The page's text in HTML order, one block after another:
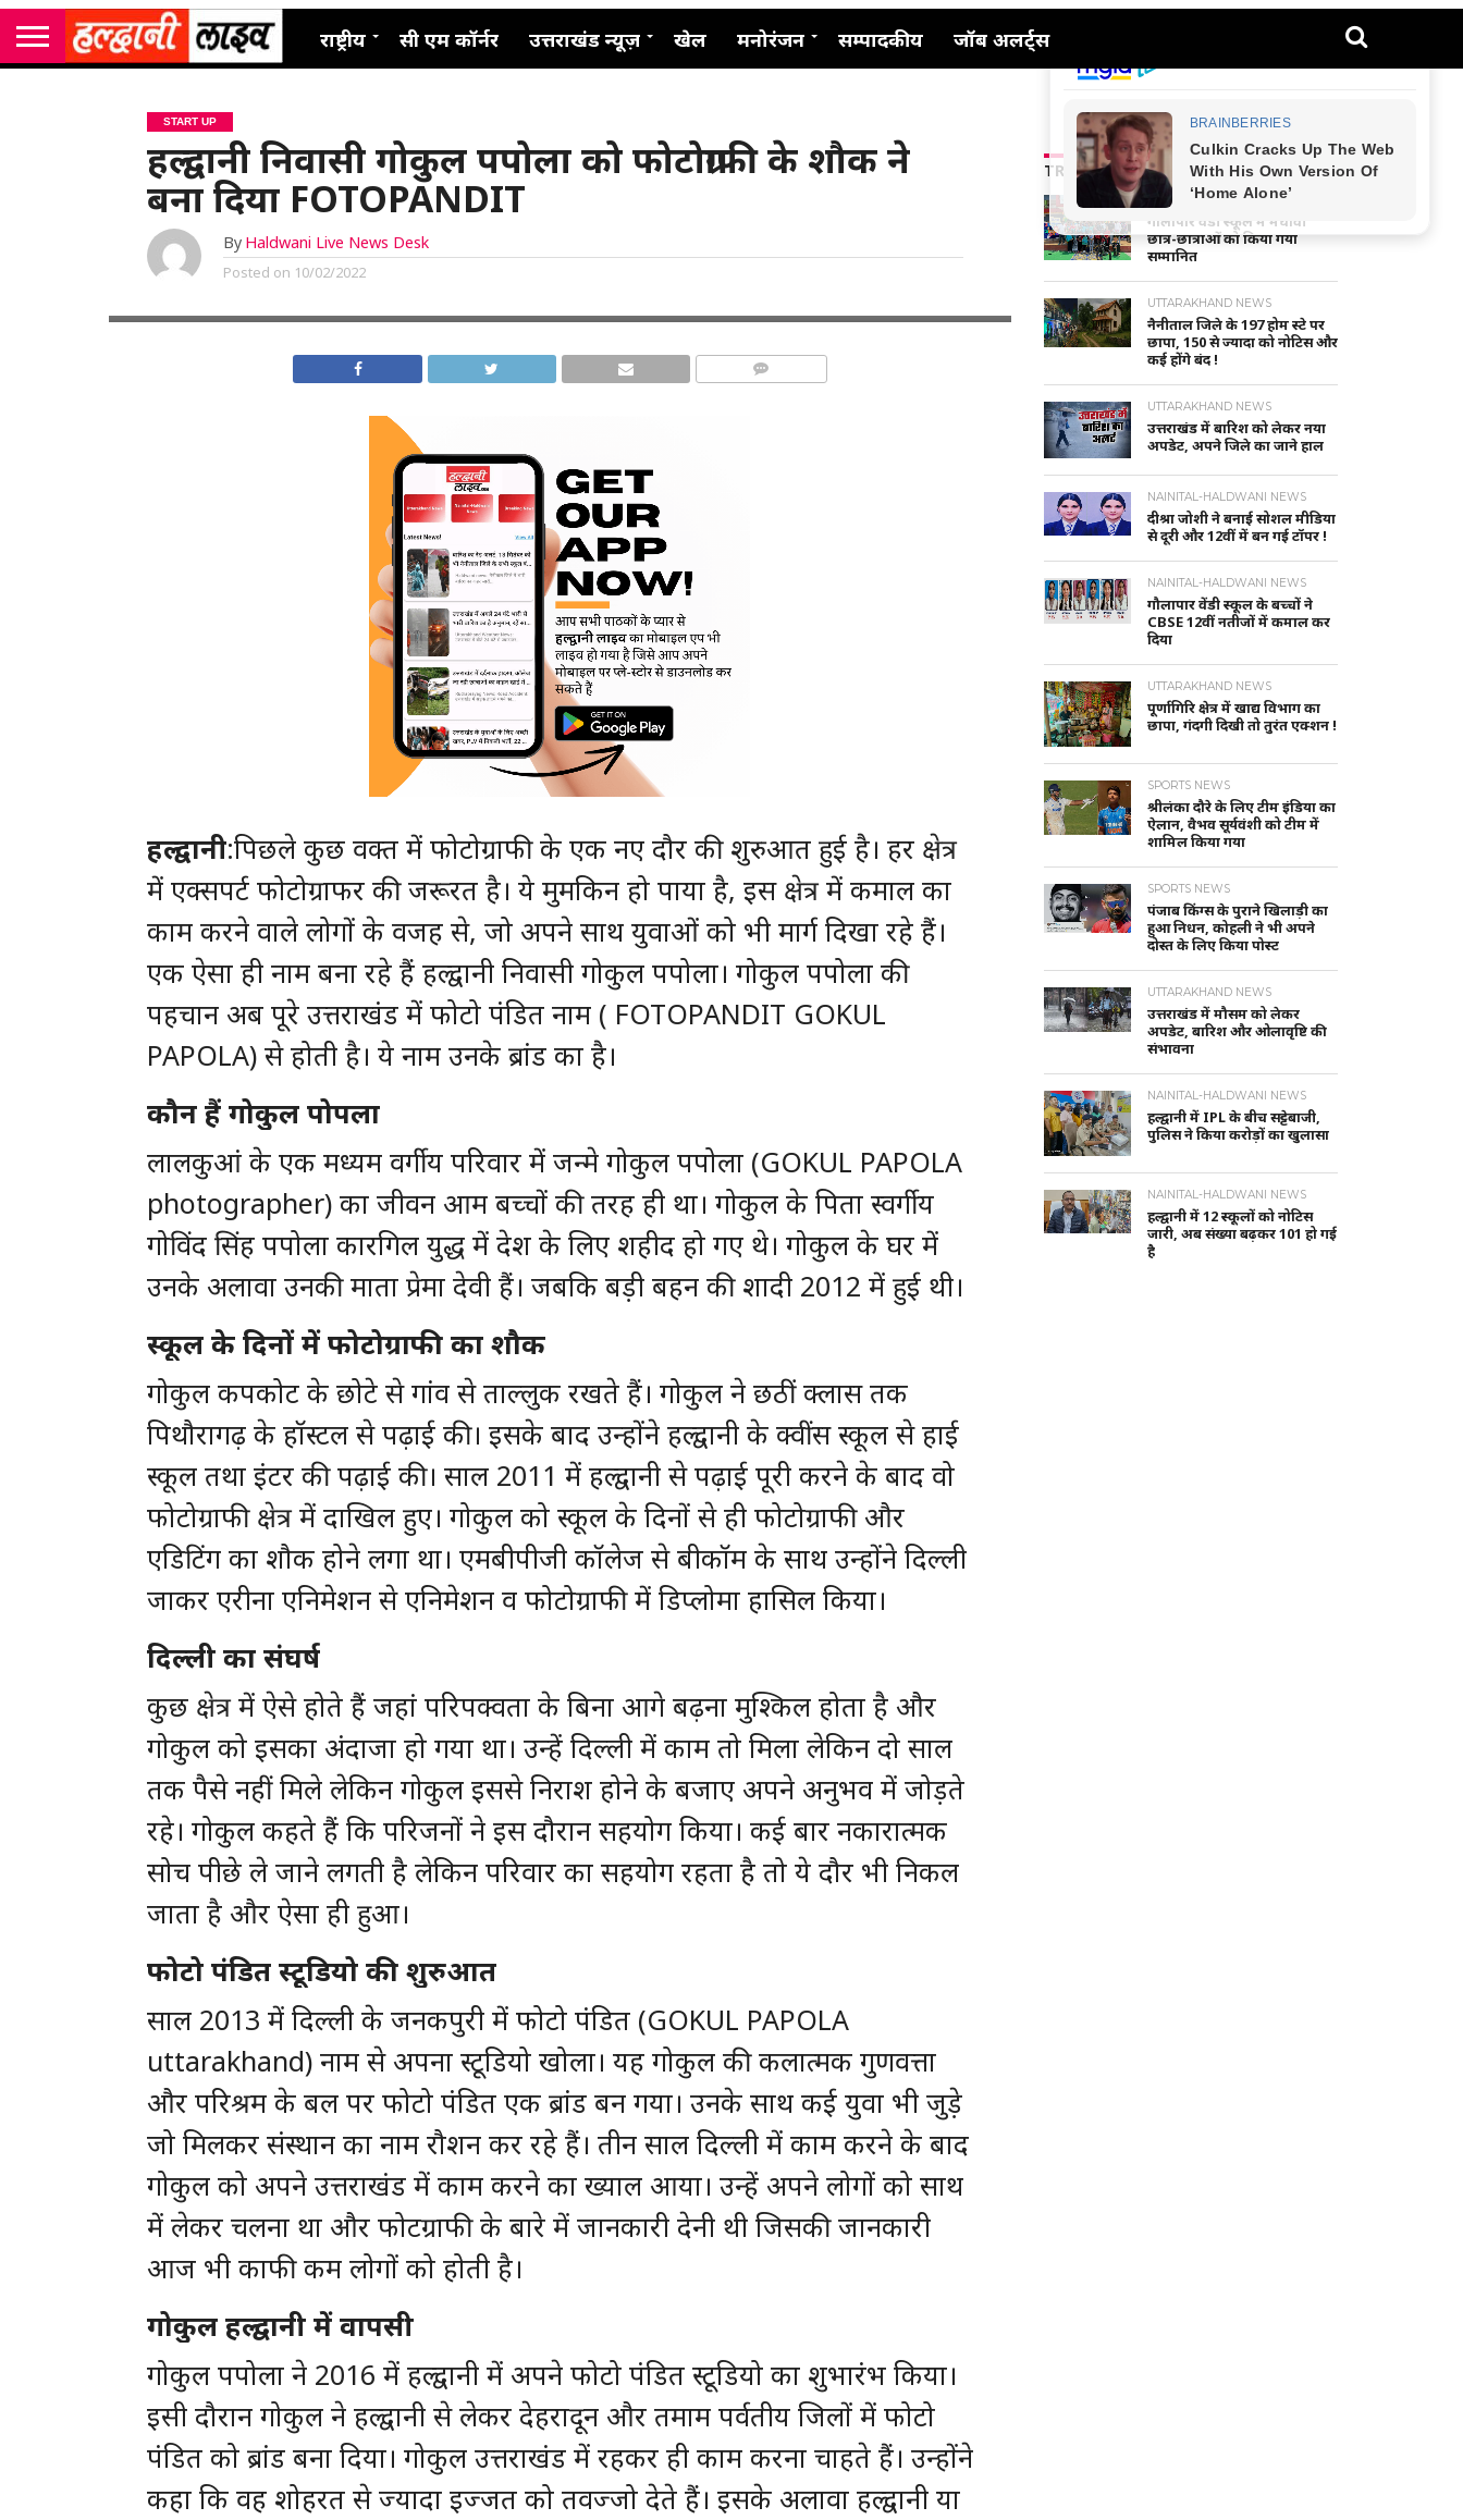
राष्ट्रीय सी एम कॉर्नर उत्तराखंड न्यूज़ खेल मनोरंजन सम्पादकीय जॉब अलर्ट्स
START UP
हल्द्वानी निवासी गोकुल पपोला को फोटोग्राफी के शौक ने
बना दिया FOTOPANDIT
By Haldwani Live News Desk
Posted on 10/02/2022
हल्द्वानी:पिछले कुछ वक्त में फोटोग्राफी के एक नए दौर की शुरुआत हुई है। हर क्षेत्र
में एक्सपर्ट फोटोग्राफर की जरूरत है। ये मुमकिन हो पाया है, इस क्षेत्र में कमाल का
काम करने वाले लोगों के वजह से, जो अपने साथ युवाओं को भी मार्ग दिखा रहे हैं।
एक ऐसा ही नाम बना रहे हैं हल्द्वानी निवासी गोकुल पपोला। गोकुल पपोला की
पहचान अब पूरे उत्तराखंड में फोटो पंडित नाम ( FOTOPANDIT GOKUL
PAPOLA) से होती है। ये नाम उनके ब्रांड का है।
कौन हैं गोकुल पोपला
लालकुआं के एक मध्यम वर्गीय परिवार में जन्मे गोकुल पपोला (GOKUL PAPOLA
photographer) का जीवन आम बच्चों की तरह ही था। गोकुल के पिता स्वर्गीय
गोविंद सिंह पपोला कारगिल युद्ध में देश के लिए शहीद हो गए थे। गोकुल के घर में
उनके अलावा उनकी माता प्रेमा देवी हैं। जबकि बड़ी बहन की शादी 2012 में हुई थी।
स्कूल के दिनों में फोटोग्राफी का शौक
गोकुल कपकोट के छोटे से गांव से ताल्लुक रखते हैं। गोकुल ने छठीं क्लास तक
पिथौरागढ़ के हॉस्टल से पढ़ाई की। इसके बाद उन्होंने हल्द्वानी के क्वींस स्कूल से हाई
स्कूल तथा इंटर की पढ़ाई की। साल 2011 में हल्द्वानी से पढ़ाई पूरी करने के बाद वो
फोटोग्राफी क्षेत्र में दाखिल हुए। गोकुल को स्कूल के दिनों से ही फोटोग्राफी और
एडिटिंग का शौक होने लगा था। एमबीपीजी कॉलेज से बीकॉम के साथ उन्होंने दिल्ली
जाकर एरीना एनिमेशन से एनिमेशन व फोटोग्राफी में डिप्लोमा हासिल किया।
दिल्ली का संघर्ष
कुछ क्षेत्र में ऐसे होते हैं जहां परिपक्वता के बिना आगे बढ़ना मुश्किल होता है और
गोकुल को इसका अंदाजा हो गया था। उन्हें दिल्ली में काम तो मिला लेकिन दो साल
तक पैसे नहीं मिले लेकिन गोकुल इससे निराश होने के बजाए अपने अनुभव में जोड़ते
रहे। गोकुल कहते हैं कि परिजनों ने इस दौरान सहयोग किया। कई बार नकारात्मक
सोच पीछे ले जाने लगती है लेकिन परिवार का सहयोग रहता है तो ये दौर भी निकल
जाता है और ऐसा ही हुआ।
फोटो पंडित स्टूडियो की शुरुआत
साल 2013 में दिल्ली के जनकपुरी में फोटो पंडित (GOKUL PAPOLA
uttarakhand) नाम से अपना स्टूडियो खोला। यह गोकुल की कलात्मक गुणवत्ता
और परिश्रम के बल पर फोटो पंडित एक ब्रांड बन गया। उनके साथ कई युवा भी जुड़े
जो मिलकर संस्थान का नाम रौशन कर रहे हैं। तीन साल दिल्ली में काम करने के बाद
गोकुल को अपने उत्तराखंड में काम करने का ख्याल आया। उन्हें अपने लोगों को साथ
में लेकर चलना था और फोटग्राफी के बारे में जानकारी देनी थी जिसकी जानकारी
आज भी काफी कम लोगों को होती है।
गोकुल हल्द्वानी में वापसी
गोकुल पपोला ने 2016 में हल्द्वानी में अपने फोटो पंडित स्टूडियो का शुभारंभ किया।
इसी दौरान गोकुल ने हल्द्वानी से लेकर देहरादून और तमाम पर्वतीय जिलों में फोटो
पंडित को ब्रांड बना दिया। गोकुल उत्तराखंड में रहकर ही काम करना चाहते हैं। उन्होंने
कहा कि वह शोहरत से ज्यादा इज्जत को तवज्जो देते हैं। इसके अलावा हल्द्वानी या
TRENDING NEWS
NAINITAL-HALDWANI NEWS
गौलापार वैंडी स्कूल में मेधावी
छात्र-छात्राओं को किया गया
सम्मानित
UTTARAKHAND NEWS
नैनीताल जिले के 197 होम स्टे पर
छापा, 150 से ज्यादा को नोटिस और
कई होंगे बंद !
UTTARAKHAND NEWS
उत्तराखंड में बारिश को लेकर नया
अपडेट, अपने जिले का जाने हाल
NAINITAL-HALDWANI NEWS
दीश्रा जोशी ने बनाई सोशल मीडिया
से दूरी और 12वीं में बन गई टॉपर !
NAINITAL-HALDWANI NEWS
गौलापार वेंडी स्कूल के बच्चों ने
CBSE 12वीं नतीजों में कमाल कर
दिया
UTTARAKHAND NEWS
पूर्णागिरि क्षेत्र में खाद्य विभाग का
छापा, गंदगी दिखी तो तुरंत एक्शन !
SPORTS NEWS
श्रीलंका दौरे के लिए टीम इंडिया का
ऐलान, वैभव सूर्यवंशी को टीम में
शामिल किया गया
SPORTS NEWS
पंजाब किंग्स के पुराने खिलाड़ी का
हुआ निधन, कोहली ने भी अपने
दोस्त के लिए किया पोस्ट
UTTARAKHAND NEWS
उत्तराखंड में मौसम को लेकर
अपडेट, बारिश और ओलावृष्टि की
संभावना
NAINITAL-HALDWANI NEWS
हल्द्वानी में IPL के बीच सट्टेबाजी,
पुलिस ने किया करोड़ों का खुलासा
NAINITAL-HALDWANI NEWS
हल्द्वानी में 12 स्कूलों को नोटिस
जारी, अब संख्या बढ़कर 101 हो गई
है